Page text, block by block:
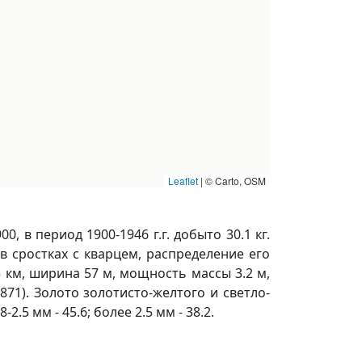
Leaflet | © Carto, OSM
в период 1900-1946 г.г. добыто 30.1 кг.
с кварцем, распределение его
км, ширина 57 м, мощность массы 3.2 м,
Золото золотисто-желтого и светло-
2.5 мм - 45.6; более 2.5 мм - 38.2.